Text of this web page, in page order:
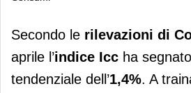
Consumi
Secondo le rilevazioni di
aprile l’indice Icc ha
tendenziale dell’1,4%. A